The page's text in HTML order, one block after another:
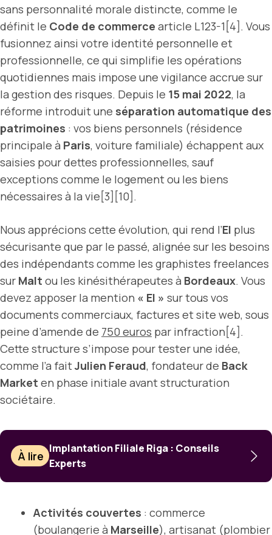
sans personnalité morale distincte, comme le
définit le Code de commerce article L123-1[4]. Vous
fusionnez ainsi votre identité personnelle et
professionnelle, ce qui simplifie les opérations
quotidiennes mais impose une vigilance accrue sur
la gestion des risques. Depuis le 15 mai 2022, la
réforme introduit une séparation automatique des
patrimoines : vos biens personnels (résidence
principale à Paris, voiture familiale) échappent aux
saisies pour dettes professionnelles, sauf
exceptions comme le logement ou les biens
nécessaires à la vie[3][10].
Nous apprécions cette évolution, qui rend l’EI plus
sécurisante que par le passé, alignée sur les besoins
des indépendants comme les graphistes freelances
sur Malt ou les kinésithérapeutes à Bordeaux. Vous
devez apposer la mention « EI » sur tous vos
documents commerciaux, factures et site web, sous
peine d’amende de 750 euros par infraction[4].
Cette structure s’impose pour tester une idée,
comme l’a faitJulien Feraud, fondateur de Back
Market en phase initiale avant structuration
sociétaire.
À lire
Implantation Filiale Riga : Conseils
Experts
Activités couvertes : commerce
(boulangerie à Marseille), artisanat (plombier